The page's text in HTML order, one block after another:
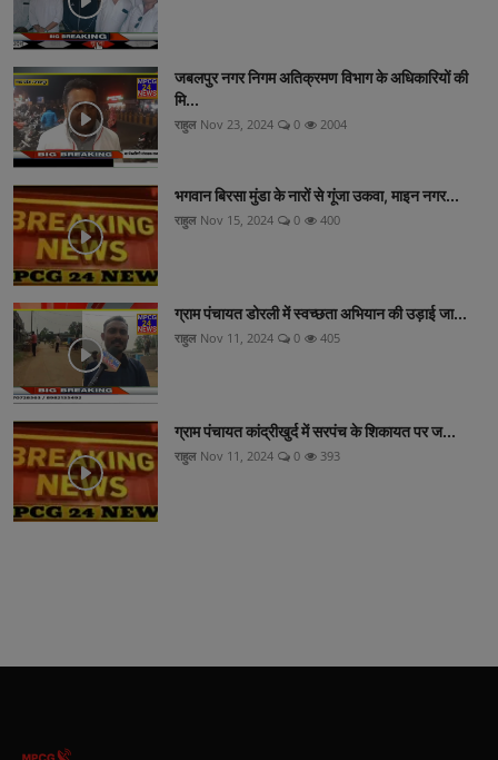
जबलपुर नगर निगम अतिक्रमण विभाग के अधिकारियों की
मि...
राहुल Nov 23, 2024 0 2004
भगवान बिरसा मुंडा के नारों से गूंजा उकवा, माइन नगर...
राहुल Nov 15, 2024 0 400
ग्राम पंचायत डोरली में स्वच्छता अभियान की उड़ाई जा...
राहुल Nov 11, 2024 0 405
ग्राम पंचायत कांद्रीखुर्द में सरपंच के शिकायत पर ज...
राहुल Nov 11, 2024 0 393